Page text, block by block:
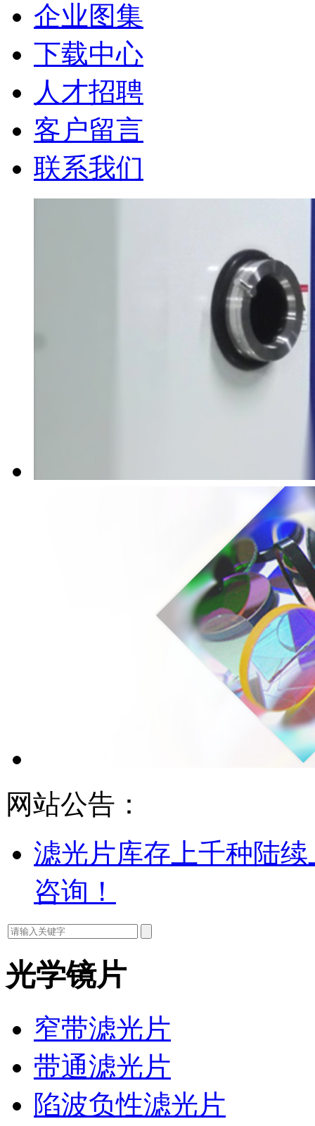
企业图集
下载中心
人才招聘
客户留言
联系我们
网站公告：
滤光片库存上千种陆
咨询！
光学镜片
窄带滤光片
带通滤光片
陷波负性滤光片